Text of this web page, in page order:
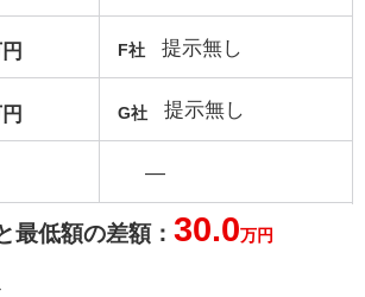
F社 提示無し
G社 提示無し
―
最低額の差額： 30.0万円